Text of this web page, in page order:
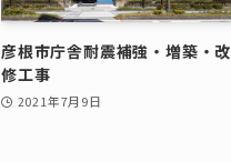
彦根市庁舎耐震補強・増築・改
修工事
2021年7月9日